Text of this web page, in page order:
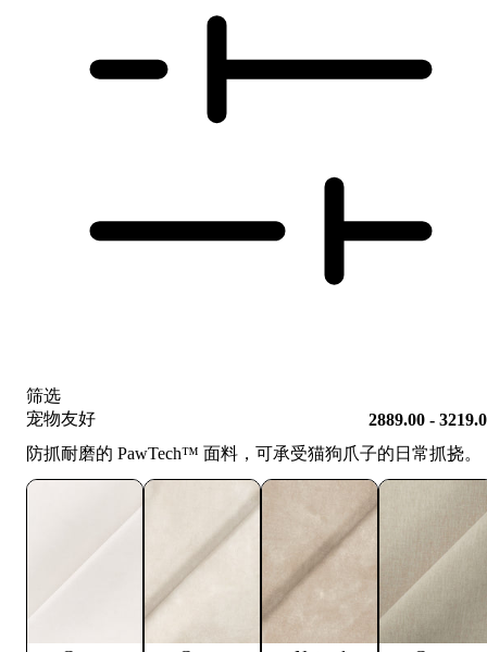
筛选
宠物友好
2889.00 -
防抓耐磨的 PawTech™️ 面料，可承受猫狗爪子的日常抓挠。